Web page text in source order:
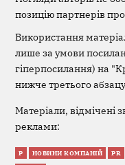
позицію партнерів
Використання
лише за умови
гіперпосилання) на
нижче третього
Матеріали, відмічені
реклами:
Р НОВИНИ КОМПАНІЙ PR